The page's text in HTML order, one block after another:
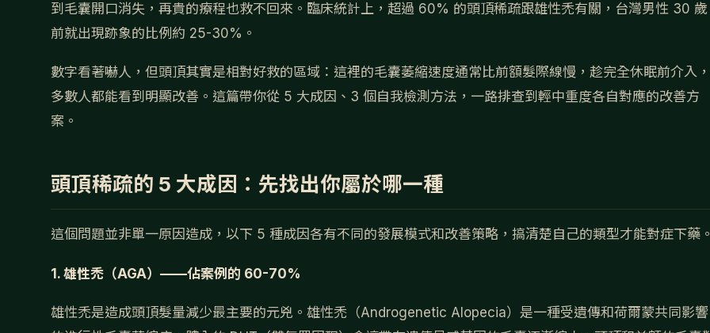
到毛囊開口消失，再貴的療程也救不回來。臨床統計上，超過 60% 的頭頂稀疏跟雄性禿有關，台灣男性 30 歲
前就出現跡象的比例約 25-30%。
數字看著嚇人，但頭頂其實是相對好救的區域：這裡的毛囊萎縮速度通常比前額髮際線慢，趁完全休眠前介入，
多數人都能看到明顯改善。這篇帶你從 5 大成因、3 個自我檢測方法，一路排查到輕中重度各自對應的改善方
案。
頭頂稀疏的 5 大成因：先找出你屬於哪一種
這個問題並非單一原因造成，以下 5 種成因各有不同的發展模式和改善策略，搞清楚自己的類型才能對症下藥。
1. 雄性禿（AGA）——佔案例的 60-70%
雄性禿是造成頭頂髮量減少最主要的元兇。雄性禿（Androgenetic Alopecia）是一種受遺傳和荷爾蒙共同影響